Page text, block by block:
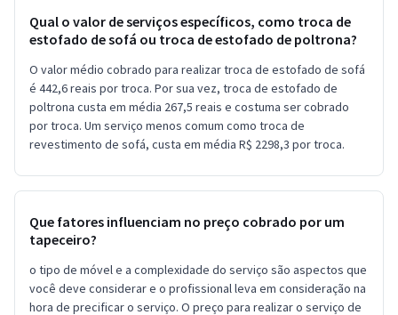
Qual o valor de serviços específicos, como troca de
estofado de sofá ou troca de estofado de poltrona?
O valor médio cobrado para realizar troca de estofado de sofá
é 442,6 reais por troca. Por sua vez, troca de estofado de
poltrona custa em média 267,5 reais e costuma ser cobrado
por troca. Um serviço menos comum como troca de
revestimento de sofá, custa em média R$ 2298,3 por troca.
Que fatores influenciam no preço cobrado por um
tapeceiro?
o tipo de móvel e a complexidade do serviço são aspectos que
você deve considerar e o profissional leva em consideração na
hora de precificar o serviço. O preço para realizar o serviço de